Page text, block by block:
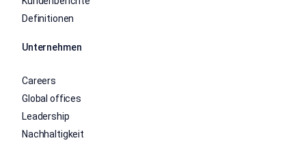
Definitionen
Unternehmen
Careers
Global offices
Leadership
Nachhaltigkeit